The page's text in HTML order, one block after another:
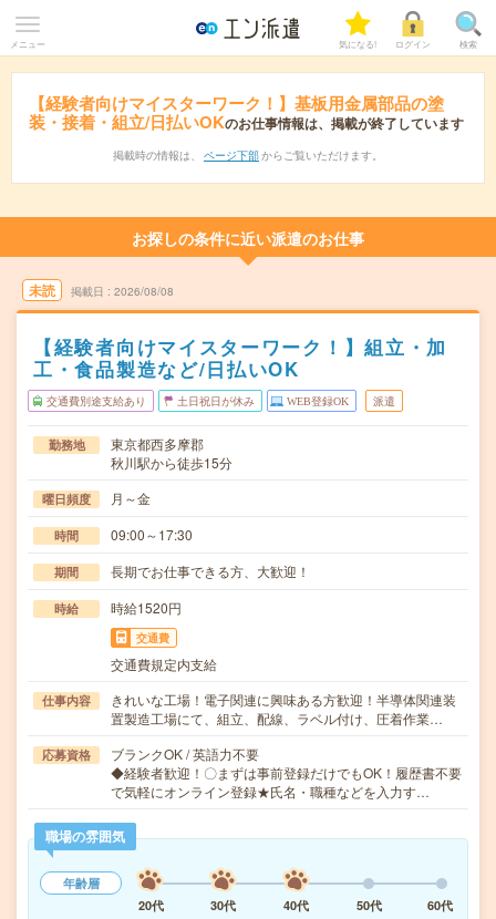
メニュー 気になる! ログイン 検索
【経験者向けマイスターワーク！】基板用金属部品の塗
装・接着・組立/日払いOKのお仕事情報は、掲載が終了しています
掲載時の情報は、 ページ下部 からご覧いただけます。
お探しの条件に近い派遣のお仕事
未読 掲載日 2026/08/08
【経験者向けマイスターワーク！】組立・加
工・食品製造など/日払いOK
交通費別途支給あり 土日祝日が休み WEB登録OK 派遣
勤務地
東京都西多摩郡
秋川駅から徒歩15分
曜日頻度 月～金
時間 09:00～17:30
期間 長期でお仕事できる方、大歓迎！
時給 時給1520円
交通費
交通費規定内支給
仕事内容
きれいな工場！電子関連に興味ある方歓迎！半導体関連装
置製造工場にて、組立、配線、ラベル付け、圧着作業…
応募資格
ブランクOK / 英語力不要
◆経験者歓迎！〇まずは事前登録だけでもOK！履歴書不要
で気軽にオンライン登録★氏名・職種などを入力す…
職場の雰囲気
年齢層
20代
30代 40代 50代 60代